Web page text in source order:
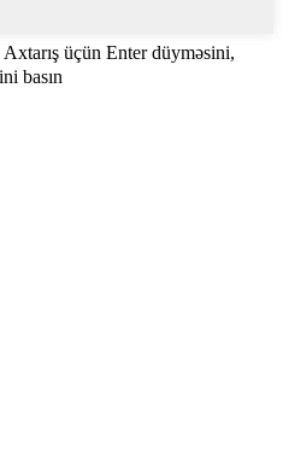
Axtarış üçün Enter düyməsini,
basın